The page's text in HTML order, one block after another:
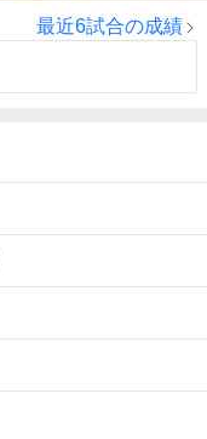
最近6試合の成績